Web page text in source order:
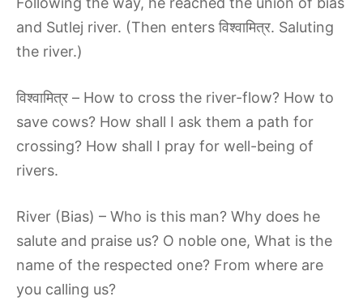
and Sutlej river. (Then enters विश्वामित्र. Saluting
the river.)
विश्वामित्र – How to cross the river-flow? How to
save cows? How shall I ask them a path for
crossing? How shall I pray for well-being of
rivers.
River (Bias) – Who is this man? Why does he
salute and praise us? O noble one, What is the
name of the respected one? From where are
you calling us?